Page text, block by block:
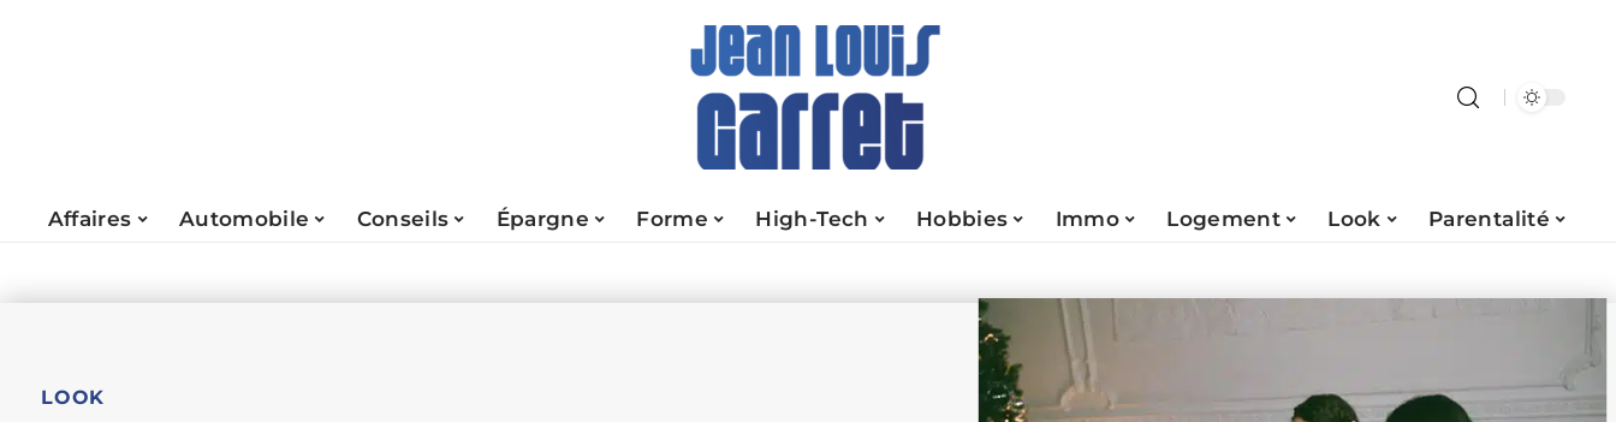
Affaires Automobile Conseils Épargne Forme High-Tech Hobbies Immo Logement Look Parentalité
LOOK